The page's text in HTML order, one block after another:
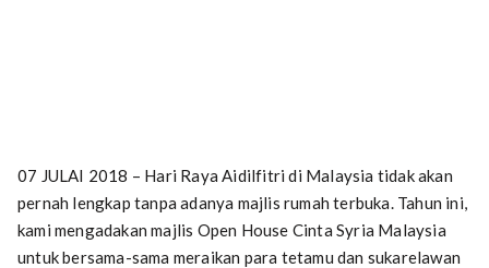
07 JULAI 2018 – Hari Raya Aidilfitri di Malaysia tidak akan
pernah lengkap tanpa adanya majlis rumah terbuka. Tahun ini,
kami mengadakan majlis Open House Cinta Syria Malaysia
untuk bersama-sama meraikan para tetamu dan sukarelawan